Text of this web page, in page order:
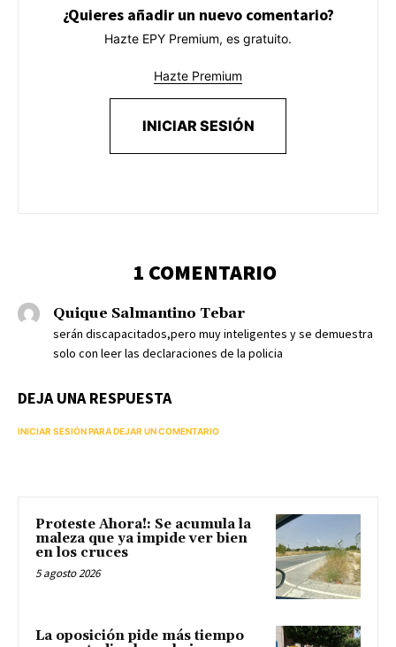
¿Quieres añadir un nuevo comentario?
Hazte EPY Premium, es gratuito.
Hazte Premium
INICIAR SESIÓN
1 COMENTARIO
Quique Salmantino Tebar
serán discapacitados,pero muy inteligentes y se demuestra
solo con leer las declaraciones de la policia
DEJA UNA RESPUESTA
INICIAR SESIÓN PARA DEJAR UN COMENTARIO
Proteste Ahora!: Se acumula la
maleza que ya impide ver bien
en los cruces
5 agosto 2026
La oposición pide más tiempo